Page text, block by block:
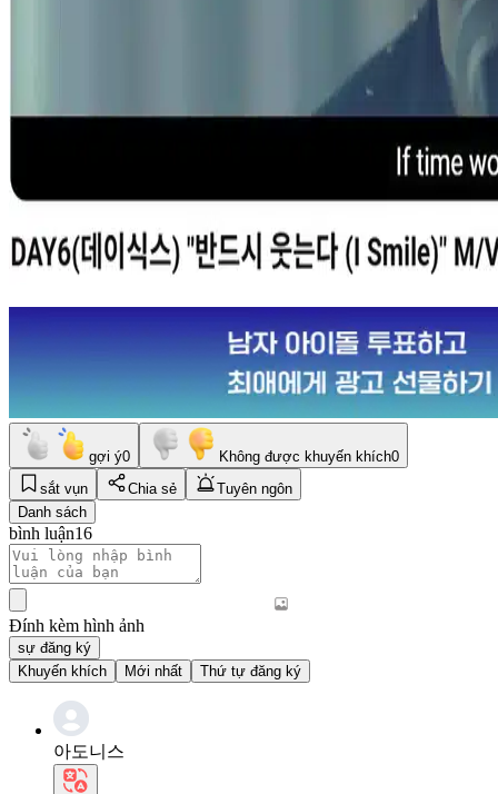
gợi ý0 Không được khuyến khích0
sắt vụn
Chia sẻ
Tuyên ngôn
Danh sách
bình luận16
Đính kèm hình ảnh
sự đăng ký
Khuyến khích
Mới nhất Thứ tự đăng ký
아도니스